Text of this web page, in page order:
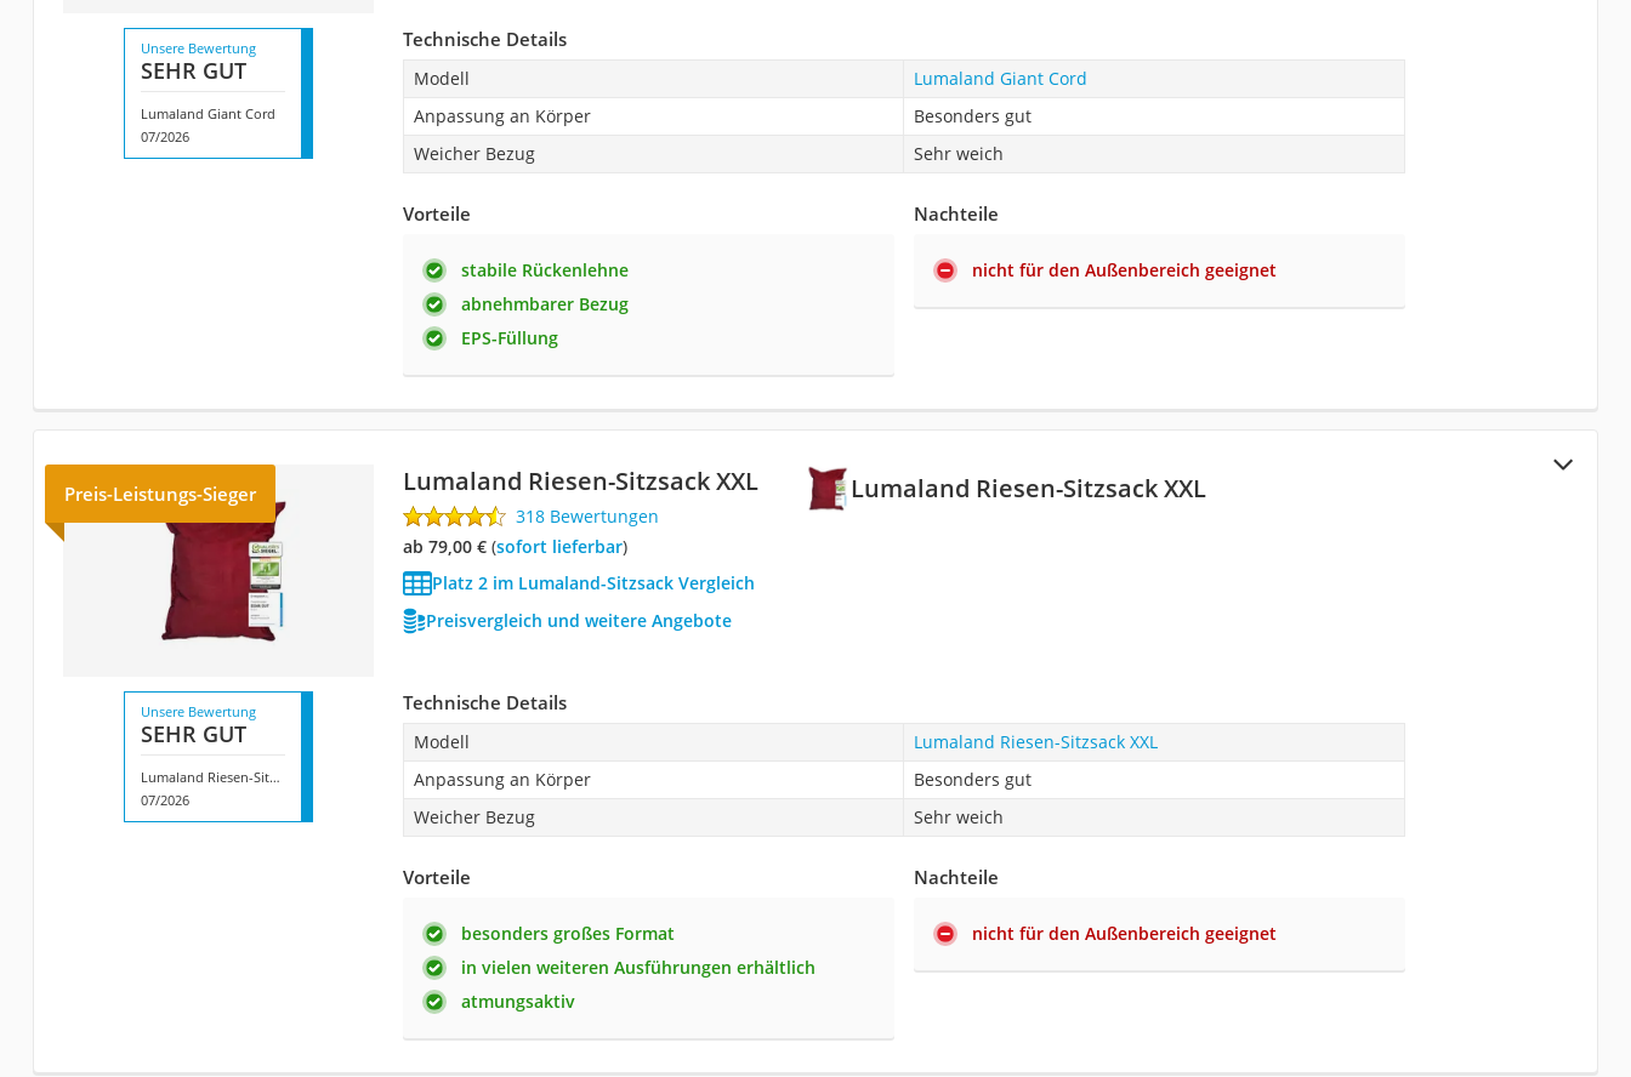
Unsere Bewertung
SEHR GUT
Lumaland Giant Cord
07/2026
Technische Details
Modell
Lumaland Giant Cord
Anpassung an Körper
Besonders gut
Weicher Bezug
Sehr weich
Vorteile
stabile Rückenlehne
abnehmbarer Bezug
EPS-Füllung
Nachteile
nicht für den Außenbereich geeignet
Lumaland Riesen-Sitzsack XXL
Preis-Leistungs-Sieger Lumaland Riesen-Sitzsack XXL
318 Bewertungen
ab 79,00 €( Sofort lieferbar)
Platz 2 im Lumaland-Sitzsack Vergleich
Preisvergleich und weitere Angebote
Unsere Bewertung
SEHR GUT
Lumaland Riesen-Sitzsack XXL
07/2026
Technische Details
Modell
Lumaland Riesen-Sitzsack XXL
Anpassung an Körper
Besonders gut
Weicher Bezug
Sehr weich
Vorteile
besonders großes Format
in vielen weiteren Ausführungen erhältlich
atmungsaktiv
Nachteile
nicht für den Außenbereich geeignet